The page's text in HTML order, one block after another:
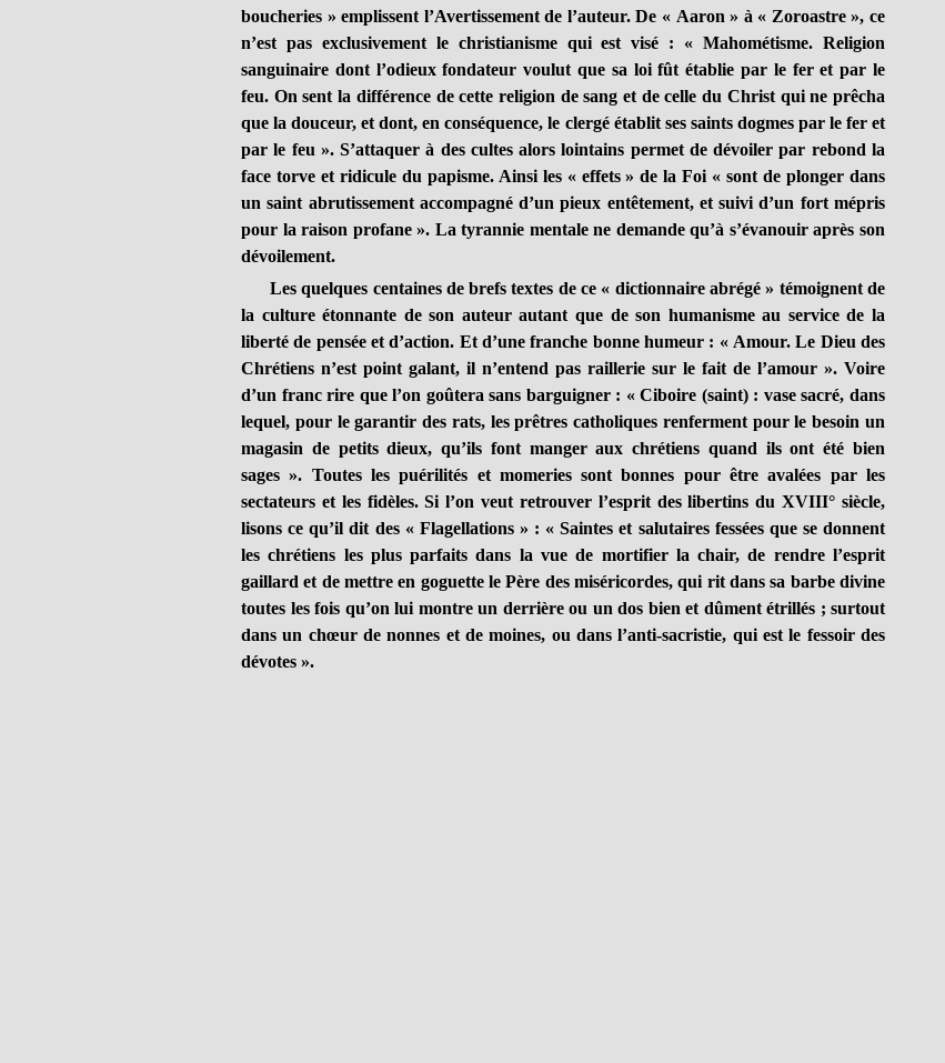
boucheries » emplissent l’Avertissement de l’auteur. De « Aaron » à « Zoroastre », ce
n’est pas exclusivement le christianisme qui est visé : « Mahométisme. Religion
sanguinaire dont l’odieux fondateur voulut que sa loi fût établie par le fer et par le
feu. On sent la différence de cette religion de sang et de celle du Christ qui ne prêcha
que la douceur, et dont, en conséquence, le clergé établit ses saints dogmes par le fer et
par le feu ». S’attaquer à des cultes alors lointains permet de dévoiler par rebond la
face torve et ridicule du papisme. Ainsi les « effets » de la Foi « sont de plonger dans
un saint abrutissement accompagné d’un pieux entêtement, et suivi d’un fort mépris
pour la raison profane ». La tyrannie mentale ne demande qu’à s’évanouir après son
dévoilement.
Les quelques centaines de brefs textes de ce « dictionnaire abrégé » témoignent de
la culture étonnante de son auteur autant que de son humanisme au service de la
liberté de pensée et d’action. Et d’une franche bonne humeur : « Amour. Le Dieu des
Chrétiens n’est point galant, il n’entend pas raillerie sur le fait de l’amour ». Voire
d’un franc rire que l’on goûtera sans barguigner : « Ciboire (saint) : vase sacré, dans
lequel, pour le garantir des rats, les prêtres catholiques renferment pour le besoin un
magasin de petits dieux, qu’ils font manger aux chrétiens quand ils ont été bien
sages ». Toutes les puérilités et momeries sont bonnes pour être avalées par les
sectateurs et les fidèles. Si l’on veut retrouver l’esprit des libertins du XVIII° siècle,
lisons ce qu’il dit des « Flagellations » : « Saintes et salutaires fessées que se donnent
les chrétiens les plus parfaits dans la vue de mortifier la chair, de rendre l’esprit
gaillard et de mettre en goguette le Père des miséricordes, qui rit dans sa barbe divine
toutes les fois qu’on lui montre un derrière ou un dos bien et dûment étrillés ; surtout
dans un chœur de nonnes et de moines, ou dans l’anti-sacristie, qui est le fessoir des
dévotes ».